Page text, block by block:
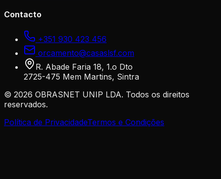
Contacto
+351 930 423 456
orcamento@casaslsf.com
R. Abade Faria 18, 1.o Dto
2725-475 Mem Martins, Sintra
© 2026 OBRASNET UNIP LDA. Todos os direitos
reservados.
Política de PrivacidadeTermos e Condições